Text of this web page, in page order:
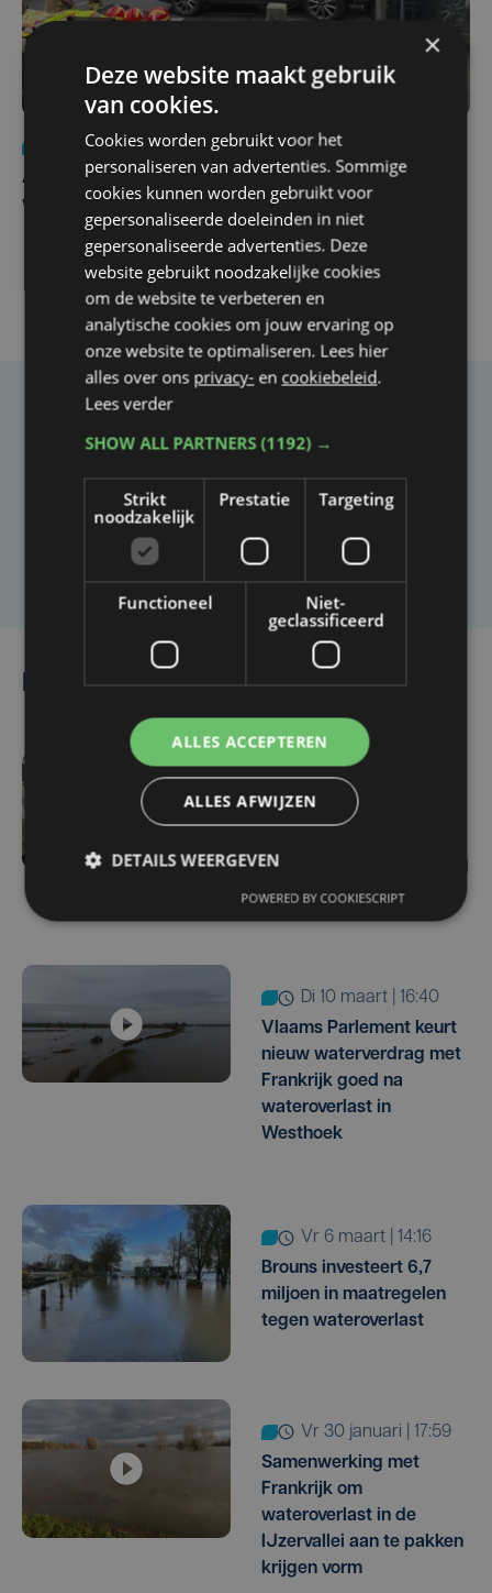
Nieuws
do 30 juli | 12:57
Autobestuurster rijdt na foutief manoeuvre tegen
winkelgevel in Ieper
Heb je een taal- of schrijffout opgemerkt in dit
artikel?
Laat het ons weten
Lees ook
zo 21 juni | 11:47
School in Waregem
onweer: "Het water stond
25 cm hoog"
di 10 maart | 16:40
Vlaams Parlement keurt
nieuw waterverdrag met
Frankrijk goed na
wateroverlast in
Westhoek
vr 6 maart | 14:16
Brouns investeert 6,7
miljoen in maatregelen
tegen wateroverlast
vr 30 januari | 17:59
Samenwerking met
Frankrijk om
wateroverlast in de
IJzervallei aan te pakken
krijgen vorm
×
Deze website maakt gebruik
van cookies.
Cookies worden gebruikt voor het
personaliseren van advertenties. Sommige
cookies kunnen worden gebruikt voor
gepersonaliseerde doeleinden in niet
gepersonaliseerde advertenties. Deze
website gebruikt noodzakelijke cookies
om de website te verbeteren en
analytische cookies om jouw ervaring op
onze website te optimaliseren. Lees hier
alles over ons privacy- en cookiebeleid.
Lees verder
SHOW ALL PARTNERS(1192) →
Strikt
noodzakelijk
Prestatie Targeting
Functioneel
Niet-
geclassificeerd
ALLES ACCEPTEREN
ALLES AFWIJZEN
DETAILS WEERGEVEN
POWERED BY COOKIESCRIPT